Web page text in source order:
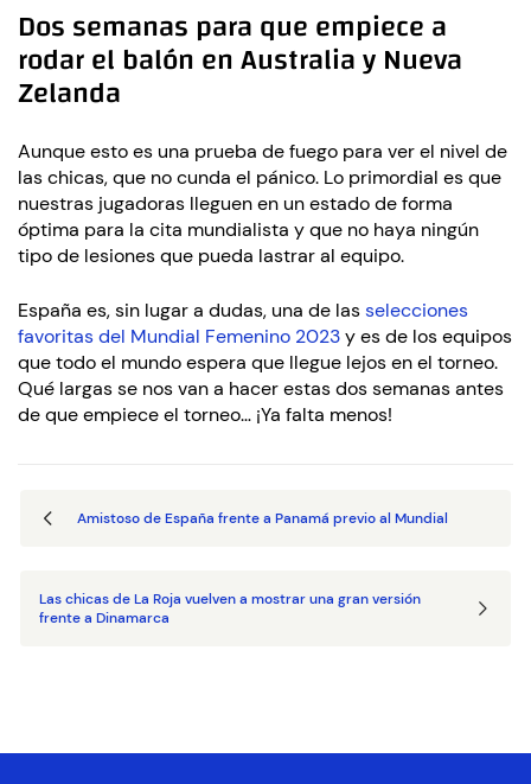
Dos semanas para que empiece a
rodar el balón en Australia y Nueva
Zelanda
Aunque esto es una prueba de fuego para ver el nivel de
las chicas, que no cunda el pánico. Lo primordial es que
nuestras jugadoras lleguen en un estado de forma
óptima para la cita mundialista y que no haya ningún
tipo de lesiones que pueda lastrar al equipo.
España es, sin lugar a dudas, una de lasselecciones
favoritas del Mundial Femenino 2023y es de los equipos
que todo el mundo espera que llegue lejos en el torneo.
Qué largas se nos van a hacer estas dos semanas antes
de que empiece el torneo… ¡Ya falta menos!
Amistoso de España frente a Panamá previo al Mundial
Las chicas de La Roja vuelven a mostrar una gran versión
frente a Dinamarca